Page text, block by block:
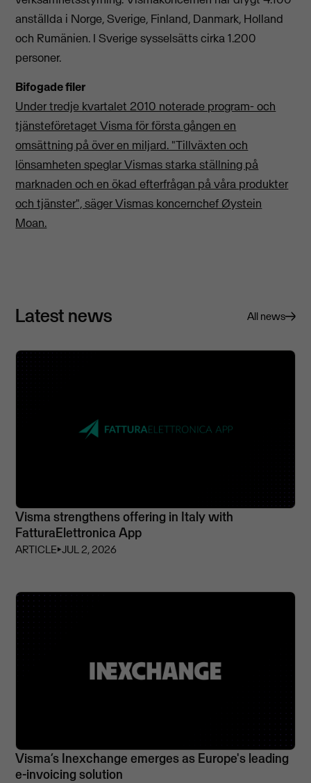
anställda i Norge, Sverige, Finland, Danmark, Holland
och Rumänien. I Sverige sysselsätts cirka 1.200
personer.
Bifogade filer
Under tredje kvartalet 2010 noterade program- och
tjänsteföretaget Visma för första gången en
omsättning på över en miljard. "Tillväxten och
lönsamheten speglar Vismas starka ställning på
marknaden och en ökad efterfrågan på våra produkter
och tjänster", säger Vismas koncernchef Øystein
Moan.
Latest news All news
Visma strengthens offering in Italy with
FatturaElettronica App
ARTICLE⏵JUL 2, 2026
Visma’s Inexchange emerges as Europe's leading
e-invoicing solution